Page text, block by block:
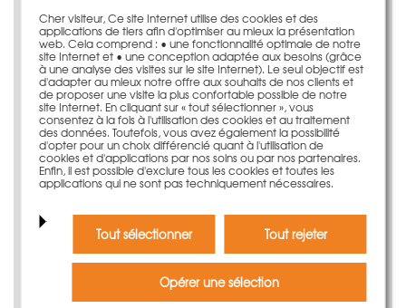
segments
Structure de soutien en poutres trapézoïdales
robustes en tôle d'acier
Contreplaqué en bouleau finnois de qualité
supérieure
Pression maximale du béton frais de 60 kN/m²
Liaison des éléments de coffrage au moyen de
goupilles de liaison
Le coffrage circulaire à poutre
trapézoïdale TTR
Le coffrage circulaire à poutre trapézoïdale à rayon
réglable en continu TTR de PASCHAL garantit un arrondi
et une stabilité dimensionnelle parfaits ; ce coffrage
circulaire est l'un des meilleurs et des plus fiables sur le
Cher visiteur, Ce site Internet utilise des cookies et des
applications de tiers afin d'optimiser au mieux la présentation
web. Cela comprend : • une fonctionnalité optimale de notre
site Internet et • une conception adaptée aux besoins (grâce
à une analyse des visites sur le site Internet). Le seul objectif est
d'adapter au mieux notre offre aux souhaits de nos clients et
de proposer une visite la plus confortable possible de notre
site Internet. En cliquant sur « tout sélectionner », vous
consentez à la fois à l'utilisation des cookies et au traitement
des données. Toutefois, vous avez également la possibilité
d'opter pour un choix différencié quant à l'utilisation de
cookies et d'applications par nos soins ou par nos partenaires.
Enfin, il est possible d'exclure tous les cookies et toutes les
applications qui ne sont pas techniquement nécessaires.
Tout sélectionner Tout rejeter
Opérer une sélection